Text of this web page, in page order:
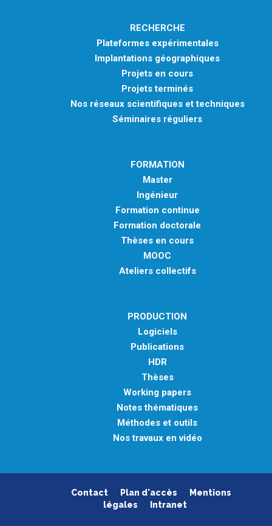
RECHERCHE
Plateformes expérimentales
Implantations géographiques
Projets en cours
Projets terminés
Nos réseaux scientifiques et techniques
Séminaires réguliers
FORMATION
Master
Ingénieur
Formation continue
Formation doctorale
Thèses en cours
MOOC
Ateliers collectifs
PRODUCTION
Logiciels
Publications
HDR
Thèses
Working papers
Notes thématiques
Méthodes et outils
Nos travaux en vidéo
Contact Plan d'accès
Mentions
légales
Intranet